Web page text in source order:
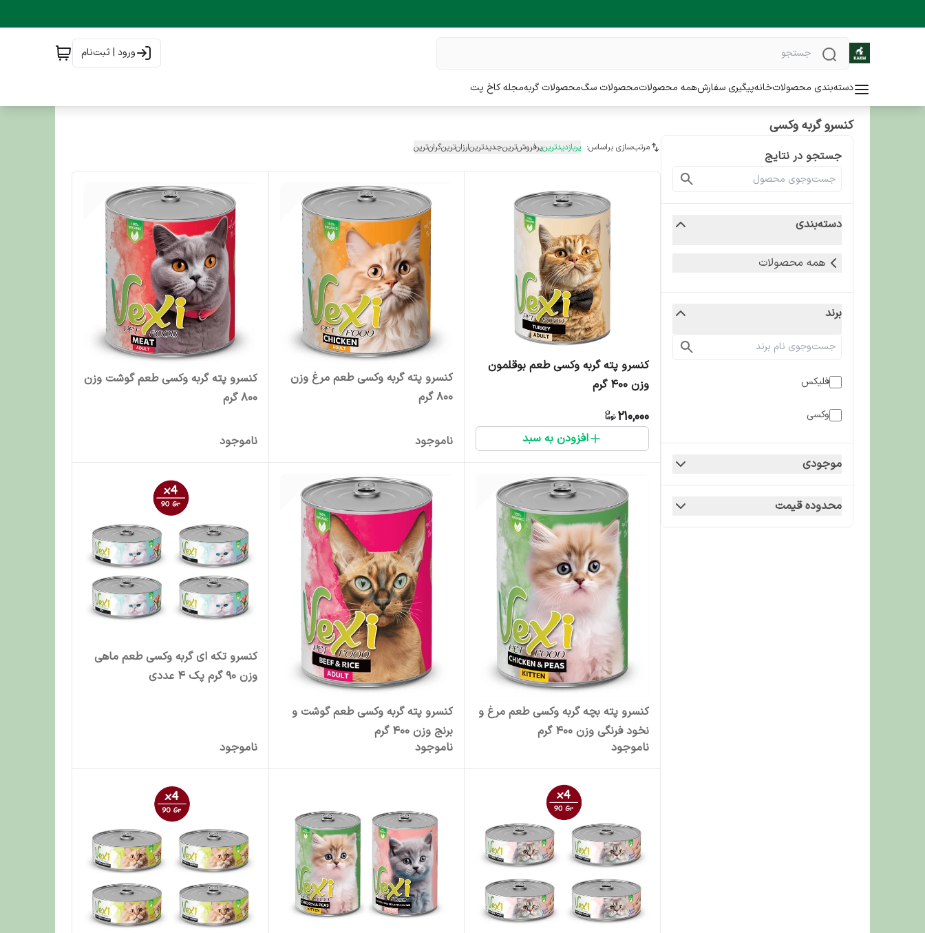
ورود | ثبت‌نام
دسته‌بندی محصولاتخانهپیگیری سفارشهمه محصولاتمحصولات سگمحصولات گربهمجله کاخ پت
کنسرو گربه وکسی
جستجو در نتایج
دسته‌بندی
همه محصولات
برند
فلیکس
وکسی
موجودی
محدوده قیمت
مرتب‌سازی براساس: پربازدیدترینپرفروش‌ترینجدیدترینارزان‌ترینگران‌ترین
کنسرو پته گربه وکسی طعم بوقلمون
وزن 400 گرم
210,000
افزودن به سبد
کنسرو پته گربه وکسی طعم مرغ وزن
800 گرم
ناموجود
کنسرو پته گربه وکسی طعم گوشت وزن
800 گرم
ناموجود
کنسرو پته بچه گربه وکسی طعم مرغ و
نخود فرنگی وزن 400 گرم
ناموجود
کنسرو پته گربه وکسی طعم گوشت و
برنج وزن 400 گرم
ناموجود
کنسرو تکه ای گربه وکسی طعم ماهی
وزن 90 گرم پک 4 عددی
ناموجود